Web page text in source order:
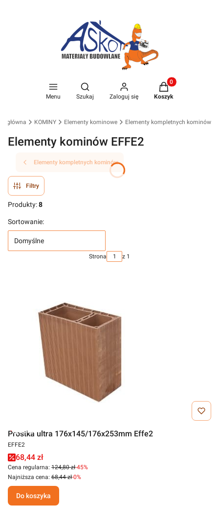
Menu
Otwórz wyszukiwarkę
Szukaj Zaloguj się
Produkty w
Koszyk
główna KOMINY Elementy kominowe Elementy kompletnych kominów
Elementy kominów EFFE2
Elementy kompletnych kominów
Filtry
Produkty:8
Sortowanie:
Domyślne
Strona z 1
Outlet
Prostka ultra 176x145/176x253mm Effe2
EFFE2
68,44 zł
Cena regularna: 124,80 zł-45%
Najniższa cena: 68,44 zł-0%
Do koszyka